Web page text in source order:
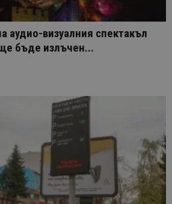
аудио-визуалния спектакъл
бъде излъчен...